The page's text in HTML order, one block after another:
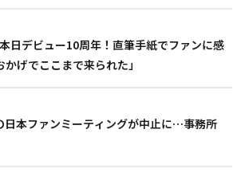
日デビュー10周年！直筆手紙でファンに感
げでここまで来られた」
日本ファンミーティングが中止に…事務所